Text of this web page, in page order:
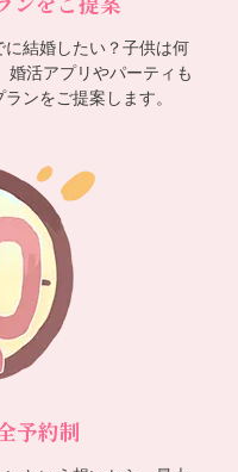
結婚したい？子供は何
婚活アプリやパーティも
ンをご提案します。
予約制